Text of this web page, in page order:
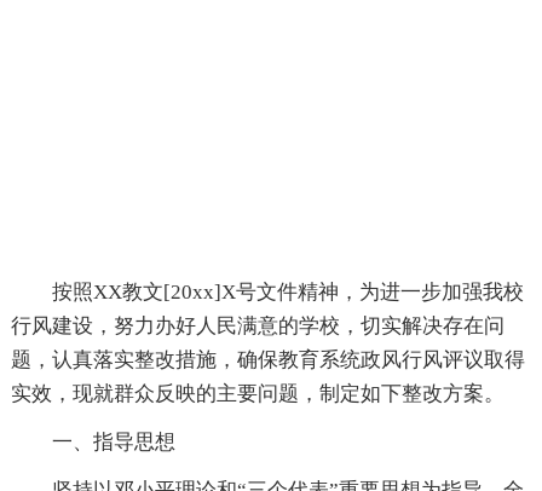
按照XX教文[20xx]X号文件精神，为进一步加强我校
行风建设，努力办好人民满意的学校，切实解决存在问
题，认真落实整改措施，确保教育系统政风行风评议取得
实效，现就群众反映的主要问题，制定如下整改方案。
一、指导思想